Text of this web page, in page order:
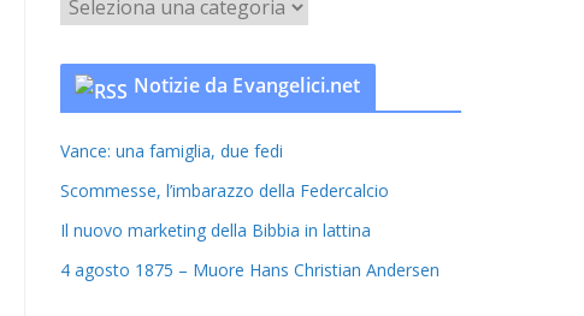
a
t
o
r
e
Notizie da Evangelici.net
Vance: una famiglia, due fedi
Scommesse, l’imbarazzo della Federcalcio
Il nuovo marketing della Bibbia in lattina
4 agosto 1875 – Muore Hans Christian Andersen